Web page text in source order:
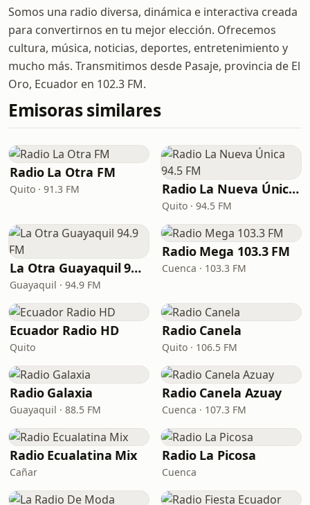
Somos una radio diversa, dinámica e interactiva creada
para convertirnos en tu mejor elección. Ofrecemos
cultura, música, noticias, deportes, entretenimiento y
mucho más. Transmitimos desde Pasaje, provincia de El
Oro, Ecuador en 102.3 FM.
Emisoras similares
Radio La Otra FM
Quito · 91.3 FM Radio La Nueva Única 94.5 FM
Quito · 94.5 FM
La Otra Guayaquil 94.9 FM
Guayaquil · 94.9 FM
Radio Mega 103.3 FM
Cuenca · 103.3 FM
Ecuador Radio HD
Quito
Radio Canela
Quito · 106.5 FM
Radio Galaxia
Guayaquil · 88.5 FM
Radio Canela Azuay
Cuenca · 107.3 FM
Radio Ecualatina Mix
Cañar
Radio La Picosa
Cuenca